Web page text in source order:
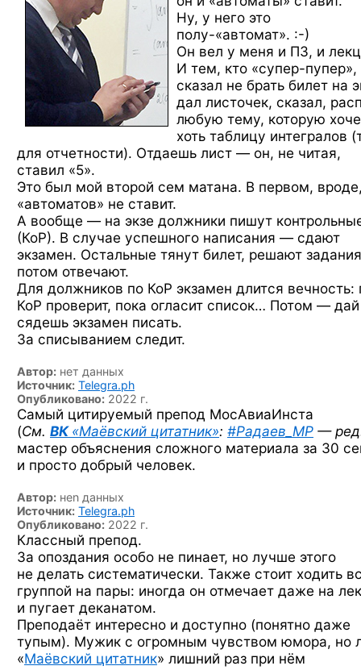
Ну, у него это
полу-«автомат». :-)
Он вел у меня и ПЗ, и
И тем, кто «супер-пупер»,
сказал не брать билет на
дал листочек, сказал,
любую тему, которую
хоть таблицу интегралов
для отчетности). Отдаешь лист — он, не читая,
ставил «5».
Это был мой второй сем матана. В первом,
«автоматов» не ставит.
А вообще — на экзе должники пишут
(КоР). В случае успешного написания — сдают
экзамен. Остальные тянут билет, решают
потом отвечают.
Для должников по КоР экзамен длится вечность:
КоР проверит, пока огласит список… Потом — дай
сядешь экзамен писать.
За списыванием следит.
Автор: нет данных
Источник: Telegra.ph
Опубликовано: 2022 г.
Самый цитируемый препод МосАвиаИнста
(См. ВК«Маёвский цитатник»: #Радаев_MP —
мастер объяснения сложного материала за 30
и просто добрый человек.
Автор: неn данных
Источник: Telegra.ph
Опубликовано: 2022 г.
Классный препод.
За опоздания особо не пинает, но лучше этого
не делать систематически. Также стоит ходить
группой на пары: иногда он отмечает даже на
и пугает деканатом.
Преподаёт интересно и доступно (понятно даже
тупым). Мужик с огромным чувством юмора, но
«Маёвский цитатник» лишний раз при нём